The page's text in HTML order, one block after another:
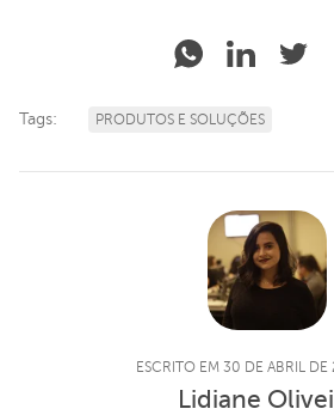
Tags: PRODUTOS E SOLUÇÕES
ESCRITO EM 30 DE ABRIL
Lidiane